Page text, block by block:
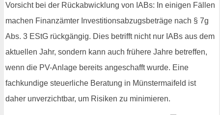
Vorsicht bei der Rückabwicklung von IABs: In einigen Fällen
machen Finanzämter Investitionsabzugsbeträge nach § 7g
Abs. 3 EStG rückgängig. Dies betrifft nicht nur IABs aus dem
aktuellen Jahr, sondern kann auch frühere Jahre betreffen,
wenn die PV-Anlage bereits angeschafft wurde. Eine
fachkundige steuerliche Beratung in Münstermaifeld ist
daher unverzichtbar, um Risiken zu minimieren.